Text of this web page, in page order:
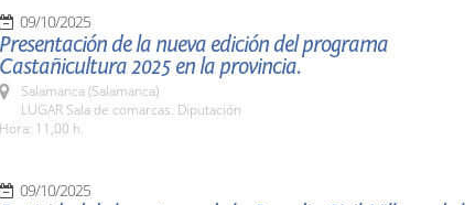
09/10/2025
Presentación de la nueva edición del programa
Castañicultura 2025 en la provincia.
Salamanca (Salamanca)
LUGAR Sala de comarcas. Diputación
Hora: 11,00 h.
09/10/2025